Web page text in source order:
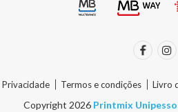
Termos e condições Livro
Copyright 2026 Printmix